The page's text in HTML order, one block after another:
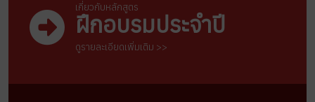
เกี่ยวกับหลักสูตร
ฝึกอบรมประจำปี
ดูรายละเอียดเพิ่มเติม >>